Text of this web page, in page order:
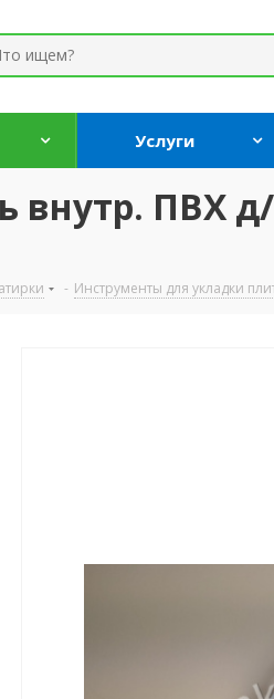
Услуги
внутр. ПВХ
- Инструменты для укладки